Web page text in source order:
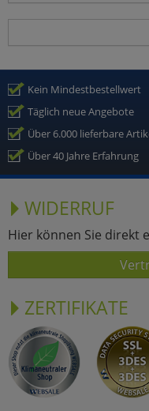
Kein Mindestbestellwert
Täglich neue Angebote
Über 6.000 lieferbare
Über 40 Jahre Erfahrung
WIDERRUF
Hier können Sie direkt
ZERTIFIKATE